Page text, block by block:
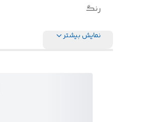
رنگ
نمایش بیشتر